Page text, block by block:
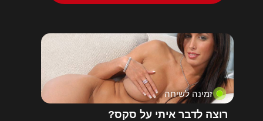
זמינה לשיחה
רוצה לדבר איתי על סקס?